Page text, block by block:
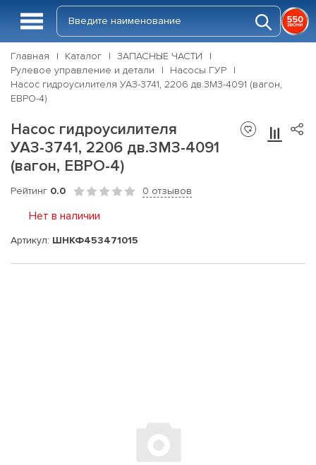
Главная Каталог
ЗАПАСНЫЕ ЧАСТИ
Рулевое управление и детали
Насосы ГУР
Насос гидроусилителя УАЗ-3741, 2206 дв.ЗМЗ-4091 (вагон,
ЕВРО-4)
Насос гидроусилителя
УАЗ-3741, 2206 дв.ЗМЗ-4091
(вагон, ЕВРО-4)
Рейтинг 0.0 0 отзывов
Нет в наличии
Артикул: ШНКФ453471015